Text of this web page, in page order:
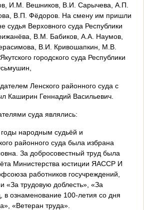
И.М. Вешников, В.И. Сарычева, А.П.
В.П. Фёдоров. На смену им пришли
судья Верховного суда Республики
В.М. Бабиков, А.А. Наумов,
В.И. Кривошапкин, М.В.
городского суда Республики
Ленского районного суда с
Каширин Геннадий Васильевич.
суда являлись:
народным судьёй и
районного суда была избрана
За добросовестный труд была
Министерства юстиции ЯАССР И
работников госучреждений,
«За трудовую доблесть», «За
в ознаменование 100-летия со дня
«Ветеран труда».